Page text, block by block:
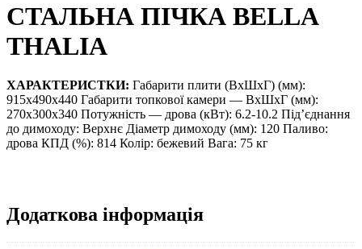
СТАЛЬНА ПІЧКА BELLA
THALIA
ХАРАКТЕРИСТКИ: Габарити плити (ВхШхГ) (мм):
915х490х440 Габарити топкової камери — ВхШхГ (мм):
270х300х340 Потужність — дрова (кВт): 6.2-10.2 Під’єднання
до димоходу: Верхнє Діаметр димоходу (мм): 120 Паливо:
дрова КПД (%): 814 Колір: бежевий Вага: 75 кг
Додаткова інформація